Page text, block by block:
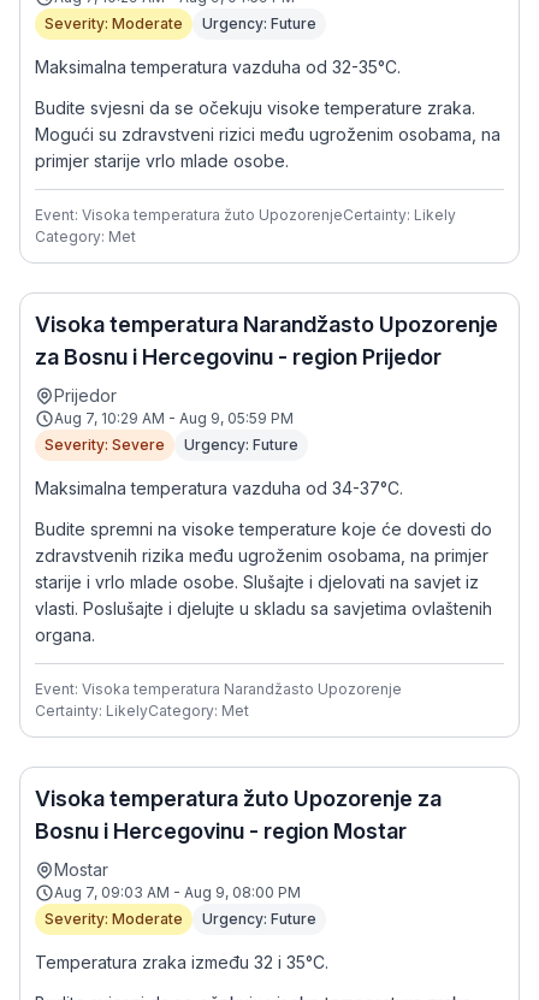
Severity: Moderate
Urgency: Future
Maksimalna temperatura vazduha od 32-35°C.
Budite svjesni da se očekuju visoke temperature zraka.
Mogući su zdravstveni rizici među ugroženim osobama, na
primjer starije vrlo mlade osobe.
Event: Visoka temperatura žuto UpozorenjeCertainty: Likely
Category: Met
Visoka temperatura Narandžasto Upozorenje
za Bosnu i Hercegovinu - region Prijedor
Prijedor
Aug 7, 10:29 AM - Aug 9, 05:59 PM
Severity: Severe
Urgency: Future
Maksimalna temperatura vazduha od 34-37°C.
Budite spremni na visoke temperature koje će dovesti do
zdravstvenih rizika među ugroženim osobama, na primjer
starije i vrlo mlade osobe. Slušajte i djelovati na savjet iz
vlasti. Poslušajte i djelujte u skladu sa savjetima ovlaštenih
organa.
Event: Visoka temperatura Narandžasto Upozorenje
Certainty: LikelyCategory: Met
Visoka temperatura žuto Upozorenje za
Bosnu i Hercegovinu - region Mostar
Mostar
Aug 7, 09:03 AM - Aug 9, 08:00 PM
Severity: Moderate
Urgency: Future
Temperatura zraka između 32 i 35°C.